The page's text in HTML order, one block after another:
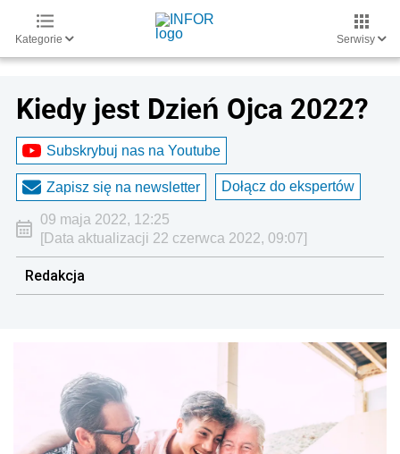
Kategorie Serwisy
Kiedy jest Dzień Ojca 2022?
Subskrybuj nas na Youtube
Zapisz się na newsletter Dołącz do ekspertów
09 maja 2022, 12:25
[Data aktualizacji 22 czerwca 2022, 09:07]
Redakcja